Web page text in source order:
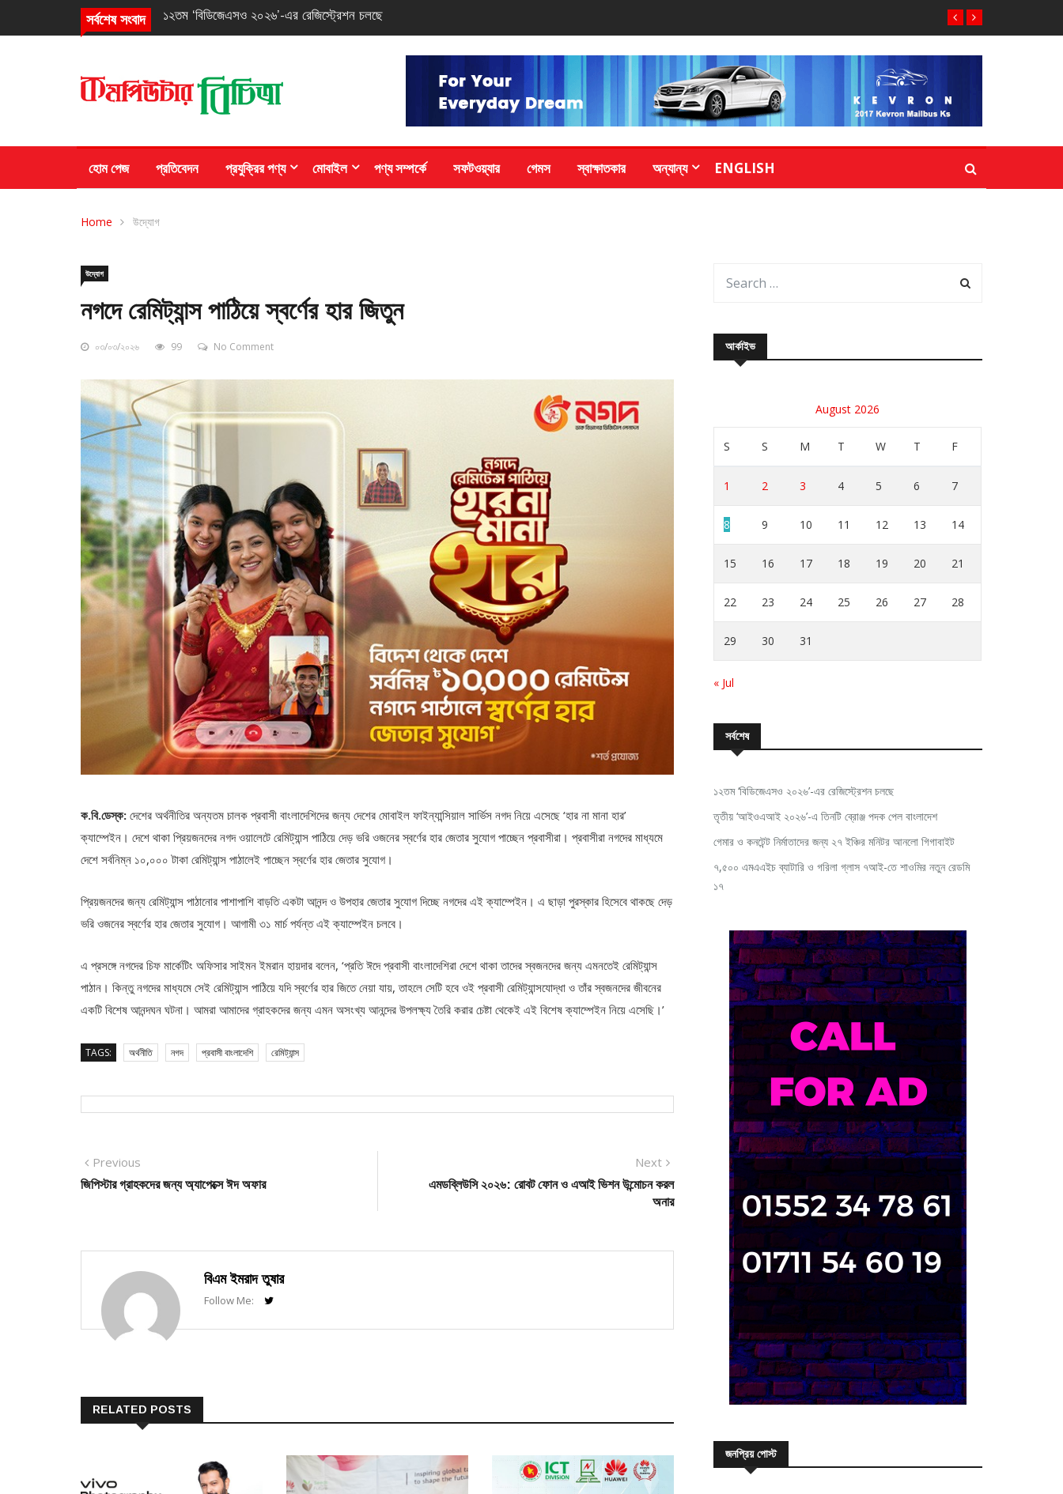
সর্বশেষ সংবাদ তৃতীয় ‘আইওএআই ২০২৬’-এ তিনটি ব্রোঞ্জ পদক পেল বাংলাদেশ
হোম পেজ প্রতিবেদন প্রযুক্রির পণ্য মোবাইল পণ্য সম্পর্কে সফটওয়্যার গেমস স্বাক্ষাতকার অন্যান্য ENGLISH
Home উদ্যোগ
উদ্যোগ
নগদে রেমিট্যান্স পাঠিয়ে স্বর্ণের হার জিতুন
০৩/০৩/২০২৬ 99 No Comment
ক.বি.ডেস্ক:দেশের অর্থনীতির অন্যতম চালক প্রবাসী বাংলাদেশিদের জন্য দেশের মোবাইল ফাইন্যান্সিয়াল সার্ভিস নগদ নিয়ে এসেছে ‘হার না মানা হার’
ক্যাম্পেইন। দেশে থাকা প্রিয়জনদের নগদ ওয়ালেটে রেমিট্যান্স পাঠিয়ে দেড় ভরি ওজনের স্বর্ণের হার জেতার সুযোগ পাচ্ছেন প্রবাসীরা। প্রবাসীরা নগদের মাধ্যমে
দেশে সর্বনিম্ন ১০,০০০ টাকা রেমিট্যান্স পাঠালেই পাচ্ছেন স্বর্ণের হার জেতার সুযোগ।
প্রিয়জনদের জন্য রেমিট্যান্স পাঠানোর পাশাপাশি বাড়তি একটা আনন্দ ও উপহার জেতার সুযোগ দিচ্ছে নগদের এই ক্যাম্পেইন। এ ছাড়া পুরস্কার হিসেবে থাকছে দেড়
ভরি ওজনের স্বর্ণের হার জেতার সুযোগ। আগামী ৩১ মার্চ পর্যন্ত এই ক্যাম্পেইন চলবে।
এ প্রসঙ্গে নগদের চিফ মার্কেটিং অফিসার সাইমন ইমরান হায়দার বলেন, ‘প্রতি ঈদে প্রবাসী বাংলাদেশিরা দেশে থাকা তাদের স্বজনদের জন্য এমনতেই রেমিট্যান্স
পাঠান। কিন্তু নগদের মাধ্যমে সেই রেমিট্যান্স পাঠিয়ে যদি স্বর্ণের হার জিতে নেয়া যায়, তাহলে সেটি হবে ওই প্রবাসী রেমিট্যান্সযোদ্ধা ও তাঁর স্বজনদের জীবনের
একটি বিশেষ আনন্দঘন ঘটনা। আমরা আমাদের গ্রাহকদের জন্য এমন অসংখ্য আনন্দের উপলক্ষ্য তৈরি করার চেষ্টা থেকেই এই বিশেষ ক্যাম্পেইন নিয়ে এসেছি।’
TAGS: অর্থনীতি নগদ প্রবাসী বাংলাদেশি রেমিট্যান্স
Post
navigation
Previous
post:
জিপিস্টার গ্রাহকদের জন্য অ্যাপেক্সে ঈদ অফার
Next
post:
এমডব্লিউসি ২০২৬: রোবট ফোন ও এআই ভিশন উন্মোচন করল
অনার
বিএম ইমরাদ তুষার
Follow Me:
RELATED POSTS
আর্কাইভ
August 2026
S S M T W T F
1 2 3 4 5 6 7
8 9 10 11 12 13 14
15 16 17 18 19 20 21
22 23 24 25 26 27 28
29 30 31
« Jul
সর্বশেষ
১২তম ‘বিডিজেএসও ২০২৬’-এর রেজিস্ট্রেশন চলছে
তৃতীয় ‘আইওএআই ২০২৬’-এ তিনটি ব্রোঞ্জ পদক পেল বাংলাদেশ
গেমার ও কনটেন্ট নির্মাতাদের জন্য ২৭ ইঞ্চির মনিটর আনলো গিগাবাইট
৭,৫০০ এমএএইচ ব্যাটারি ও গরিলা গ্লাস ৭আই-তে শাওমির নতুন রেডমি
১৭
জনপ্রিয় পোস্ট